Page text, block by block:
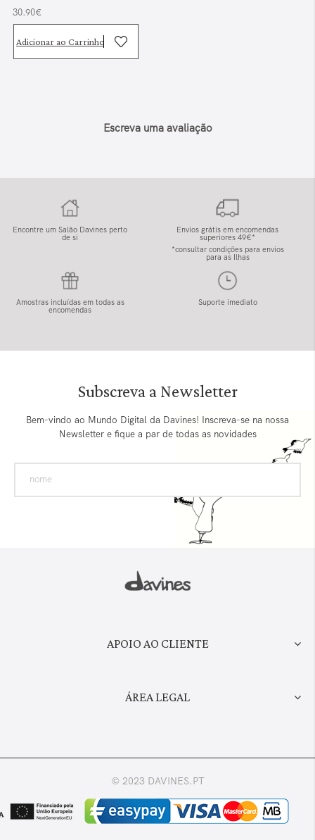
30.90€
Adicionar ao Carrinho
Escreva uma avaliação
Encontre um Salão Davines perto
de si
Envios grátis em encomendas
superiores 49€*
*consultar condições para envios
para as Ilhas
Amostras incluídas em todas as
encomendas
Suporte imediato
Subscreva a Newsletter
Bem-vindo ao Mundo Digital da Davines! Inscreva-se na nossa
Newsletter e fique a par de todas as novidades
APOIO AO CLIENTE
ÁREA LEGAL
© 2023 DAVINES.PT